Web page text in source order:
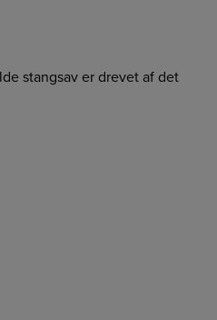
stangsav er drevet af det